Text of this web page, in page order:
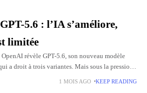
5.6 : l’IA s’améliore,
limitée
révèle GPT-5.6, son nouveau modèle
a droit à trois variantes. Mais sous la pression
le créateur de ChatGPT
1 MOIS AGO KEEP READING